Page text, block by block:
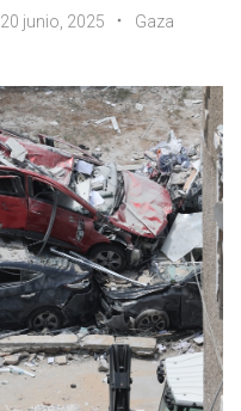
20 junio, 2025
Gaza